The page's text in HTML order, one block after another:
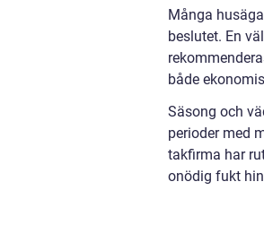
Många
beslutet. En
både
Säsong och
perioder med
takfirma har
onödig fukt